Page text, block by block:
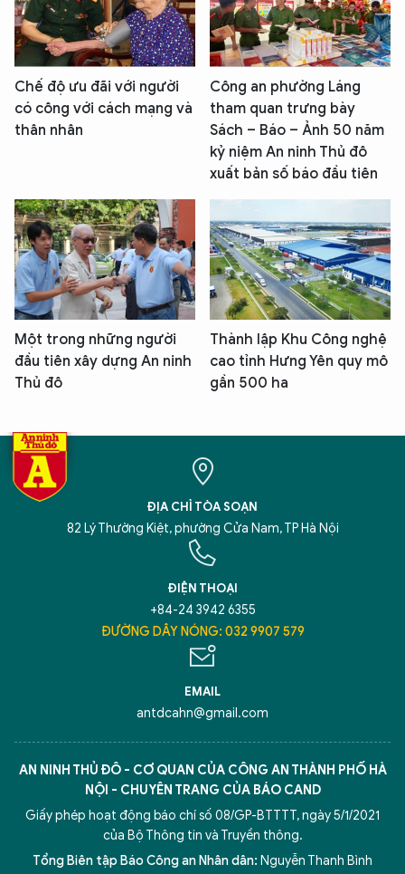
Chế độ ưu đãi với người
có công với cách mạng và
thân nhân
Công an phường Láng
tham quan trưng bày
Sách – Báo – Ảnh 50 năm
kỷ niệm An ninh Thủ đô
xuất bản số báo đầu tiên
Một trong những người
đầu tiên xây dựng An ninh
Thủ đô
Thành lập Khu Công nghệ
cao tỉnh Hưng Yên quy mô
gần 500 ha
ĐỊA CHỈ TÒA SOẠN
82 Lý Thường Kiệt, phường Cửa Nam, TP Hà Nội
ĐIỆN THOẠI
+84-24 3942 6355
ĐƯỜNG DÂY NÓNG: 032 9907 579
EMAIL
antdcahn@gmail.com
AN NINH THỦ ĐÔ - CƠ QUAN CỦA CÔNG AN THÀNH PHỐ HÀ
NỘI - CHUYÊN TRANG CỦA BÁO CAND
Giấy phép hoạt động báo chí số 08/GP-BTTTT, ngày 5/1/2021
của Bộ Thông tin và Truyền thông.
Tổng Biên tập Báo Công an Nhân dân: Nguyễn Thanh Bình